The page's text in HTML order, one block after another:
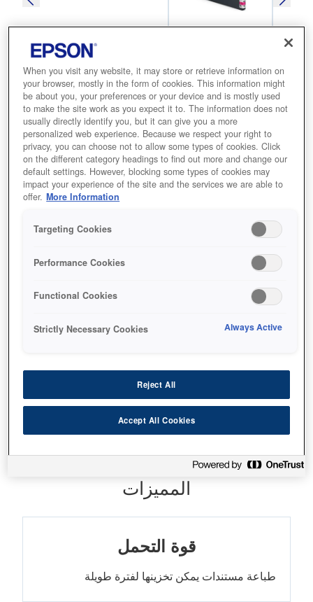
SKU: C13T02Q300
WorkForce Enterprise
WF-C20600 Magenta Ink
تتميز هذه الأحبار بأنها عالية الإنتاجية، مما
يقلل من التدخلات ويوفر المال. وقد تم
تحسينها للطباعة على الورق العادي، فهي
مثالية للاستخدام المكتبي.
حبر صبغي يدوم
تطور عالٍ للألوان
جودة ممتازة
أين تشتري
المميزات
قوة التحمل
طباعة مستندات يمكن تخزينها لفترة طويلة
When you visit any website, it may store or retrieve information on
your browser, mostly in the form of cookies. This information might
be about you, your preferences or your device and is mostly used
to make the site work as you expect it to. The information does not
usually directly identify you, but it can give you a more
personalized web experience. Because we respect your right to
privacy, you can choose not to allow some types of cookies. Click
on the different category headings to find out more and change our
default settings. However, blocking some types of cookies may
impact your experience of the site and the services we are able to
offer. More Information
Targeting Cookies
Performance Cookies
Functional Cookies
Strictly Necessary Cookies Always Active
Reject All
Accept All Cookies